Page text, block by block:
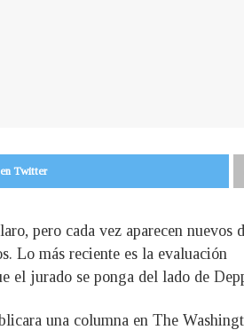
Twitter
pero cada vez aparecen nuevos
Lo más reciente es la evaluación
el jurado se ponga del lado de
una columna en The